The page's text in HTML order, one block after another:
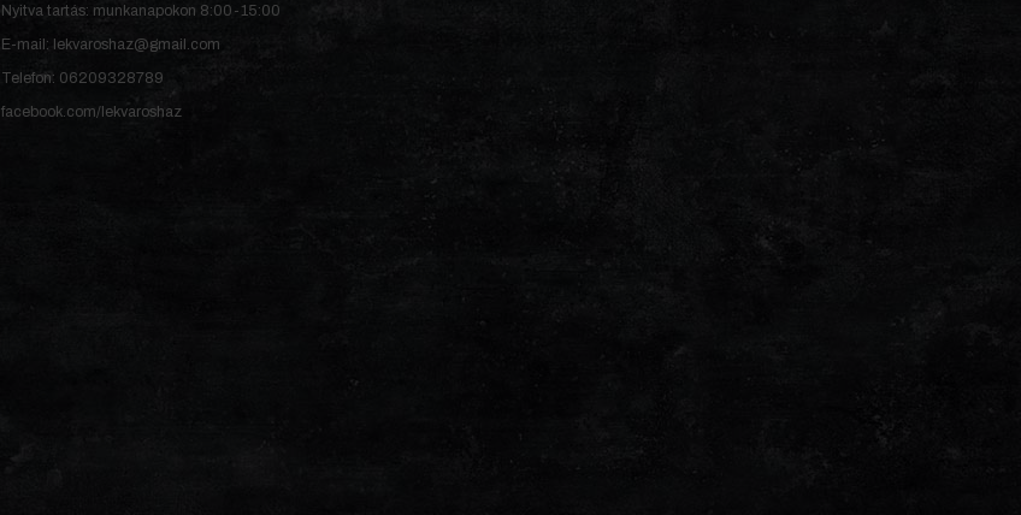
Nyitva tartás: munkanapokon 8:00-15:00
E-mail: lekvaroshaz@gmail.com
Telefon: 06209328789
facebook.com/lekvaroshaz